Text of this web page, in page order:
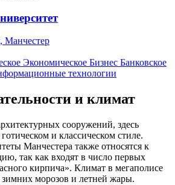
Манчестер
Экономическое Бизнес Банковское
технологии
и климат
сооружений, здесь
и классическом стиле.
Манчестера также относятся к
так как входят в число первых
кирпича». Климат в мегаполисе
морозов и летней жары.